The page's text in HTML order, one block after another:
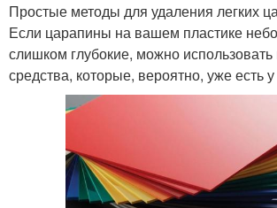
Простые методы для удаления легких
Если царапины на вашем пластике
слишком глубокие, можно
средства, которые, вероятно, уже есть